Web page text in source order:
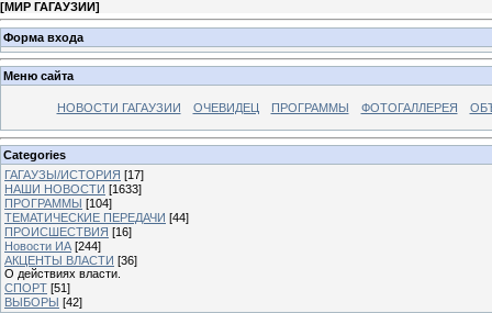
[МИР ГАГАУЗИИ]
Форма входа
Меню сайта
НОВОСТИ ГАГАУЗИИ ОЧЕВИДЕЦ ПРОГРАММЫ ФОТОГАЛЛЕРЕЯ
Categories
ГАГАУЗЫ/ИСТОРИЯ [17]
НАШИ НОВОСТИ [1633]
ПРОГРАММЫ [104]
ТЕМАТИЧЕСКИЕ ПЕРЕДАЧИ [44]
ПРОИСШЕСТВИЯ [16]
Новости ИА [244]
АКЦЕНТЫ ВЛАСТИ [36]
О действиях власти.
СПОРТ [51]
ВЫБОРЫ [42]